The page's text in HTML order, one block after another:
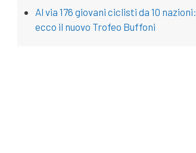
Al via 176 giovani ciclisti da 10 nazioni:
ecco il nuovo Trofeo Buffoni